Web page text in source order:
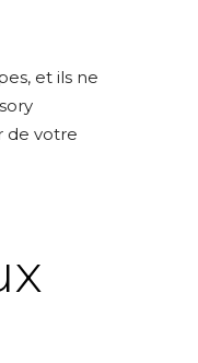
et ils ne
de votre